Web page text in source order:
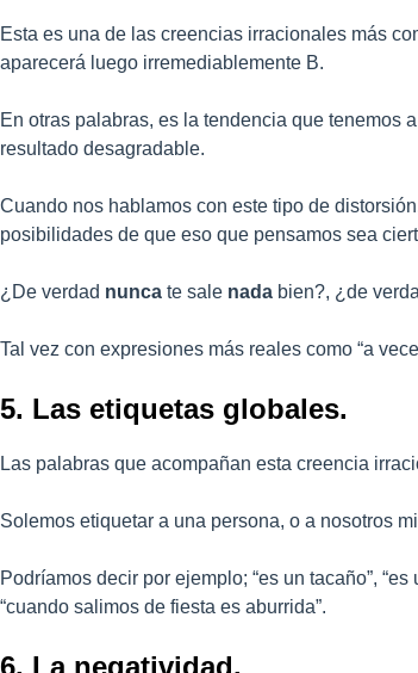
Esta es una de las creencias irracionales más
aparecerá luego irremediablemente B.
En otras palabras, es la tendencia que tenemos
resultado desagradable.
Cuando nos hablamos con este tipo de
posibilidades de que eso que pensamos sea
¿De verdad nunca te sale nada bien?, ¿de
Tal vez con expresiones más reales como “a
5. Las etiquetas globales.
Las palabras que acompañan esta creencia
Solemos etiquetar a una persona, o a nosotros
Podríamos decir por ejemplo; “es un tacaño”,
“cuando salimos de fiesta es aburrida”.